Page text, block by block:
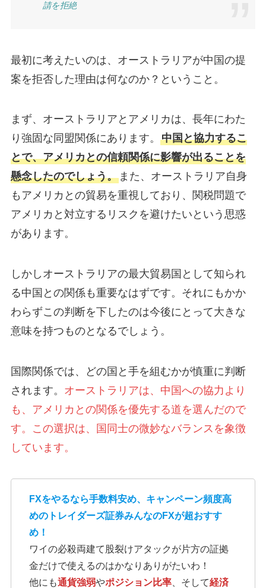
請を拒絶
最初に考えたいのは、オーストラリアが中国の提
案を拒否した理由は何なのか？ということ。
まず、オーストラリアとアメリカは、長年にわた
り強固な同盟関係にあります。 中国と協力するこ
とで、アメリカとの信頼関係に影響が出ることを
懸念したのでしょう。また、オーストラリア自身
もアメリカとの貿易を重視しており、関税問題で
アメリカと対立するリスクを避けたいという思惑
があります。
しかしオーストラリアの最大貿易国として知られ
る中国との関係も重要なはずです。それにもかか
わらずこの判断を下したのは今後にとって大きな
意味を持つものとなるでしょう。
国際関係では、どの国と手を組むかが慎重に判断
されます。 オーストラリアは、中国への協力より
も、アメリカとの関係を優先する道を選んだので
す。この選択は、国同士の微妙なバランスを象徴
しています。
FXをやるなら手数料安め、キャンペーン頻度高
めのトレイダーズ証券みんなのFXが超おすす
め！
ワイの必殺両建て股裂けアタックが片方の証拠
金だけで使えるのはかなりありがたいわ！
他にも通貨強弱やポジション比率、そして経済